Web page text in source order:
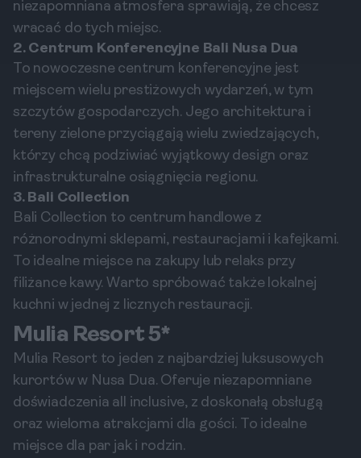
niezapomniana atmosfera sprawiają, że chcesz
wracać do tych miejsc.
2. Centrum Konferencyjne Bali Nusa Dua
To nowoczesne centrum konferencyjne jest
miejscem wielu prestiżowych wydarzeń, w tym
szczytów gospodarczych. Jego architektura i
tereny zielone przyciągają wielu zwiedzających,
którzy chcą podziwiać wyjątkowy design oraz
infrastrukturalne osiągnięcia regionu.
3. Bali Collection
Bali Collection to centrum handlowe z
różnorodnymi sklepami, restauracjami i kafejkami.
To idealne miejsce na zakupy lub relaks przy
filiżance kawy. Warto spróbować także lokalnej
kuchni w jednej z licznych restauracji.
Mulia Resort 5*
Mulia Resort to jeden z najbardziej luksusowych
kurortów w Nusa Dua. Oferuje niezapomniane
doświadczenia all inclusive, z doskonałą obsługą
oraz wieloma atrakcjami dla gości. To idealne
miejsce dla par jak i rodzin.